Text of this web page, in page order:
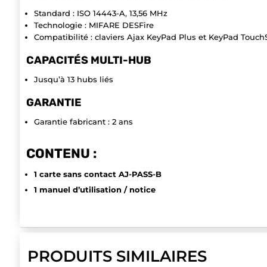
Standard : ISO 14443-A, 13,56 MHz
Technologie : MIFARE DESFire
Compatibilité : claviers Ajax KeyPad Plus et KeyPad
CAPACITÉS MULTI-HUB
Jusqu’à 13 hubs liés
GARANTIE
Garantie fabricant : 2 ans
CONTENU :
1 carte sans contact AJ-PASS-B
1 manuel d’utilisation / notice
PRODUITS SIMILAIRES